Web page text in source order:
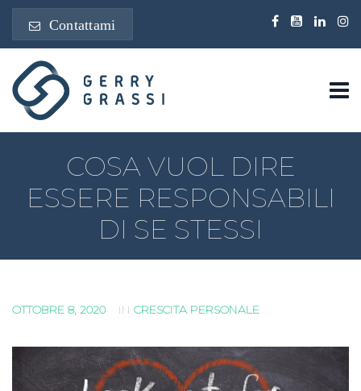
Contattami
COSA VUOL DIRE
ESSERE RESPONSABILI
DI SE STESSI
OTTOBRE 8, 2020 IN CRESCITA PERSONALE